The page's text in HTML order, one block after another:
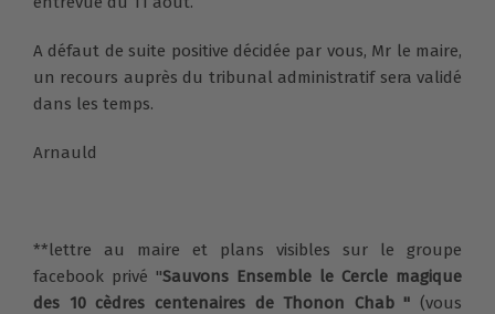
A défaut de suite positive décidée par vous, Mr le maire,
un recours auprès du tribunal administratif sera validé
dans les temps.
Arnauld
**lettre au maire et plans visibles sur le groupe
facebook privé "Sauvons Ensemble le Cercle magique
des 10 cèdres centenaires de Thonon Chab " (vous